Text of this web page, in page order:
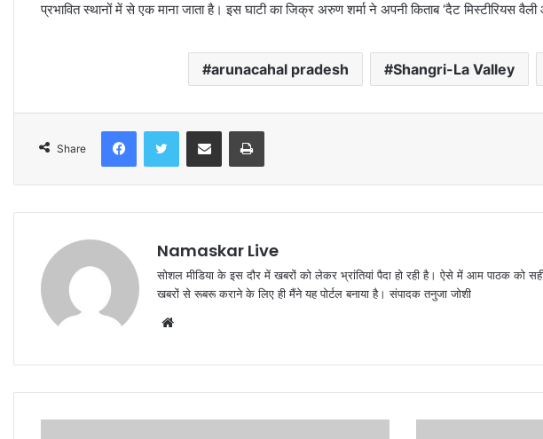
प्रभावित स्थानों में से एक माना जाता है। इस घाटी का जिक्र अरुण शर्मा ने अपनी किताब ‘दैट मिस्टीरियस वैली
arunacahal pradesh Shangri-La Valley
Share
Namaskar Live
सोशल मीडिया के इस दौर में खबरों को लेकर भ्रांतियां पैदा हो रही है। ऐसे में आम पाठक को
खबरों से रूबरू कराने के लिए ही मैंने यह पोर्टल बनाया है। संपादक तनुजा जोशी
b